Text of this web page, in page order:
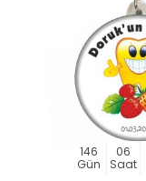
146
Gün
06
Saat